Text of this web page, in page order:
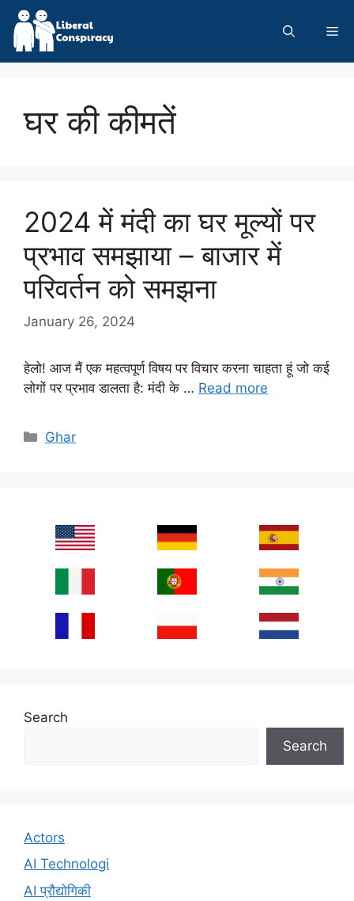
Skip
content
घर की कीमतें
2024 में मंदी का घर मूल्यों पर
प्रभाव समझाया – बाजार में
परिवर्तन को समझना
January 26, 2024
हेलो! आज मैं एक महत्वपूर्ण विषय पर विचार करना चाहता हूं जो कई
लोगों पर प्रभाव डालता है: मंदी के … Read more
Categories
Ghar
Search
Search
Actors
AI Technologi
AI प्रौद्योगिकी